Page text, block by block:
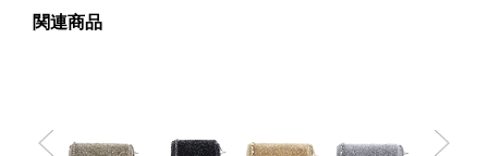
関連商品
Previous